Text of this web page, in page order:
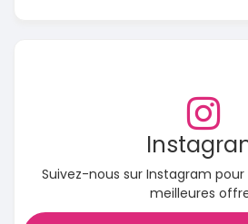
Suivez-nous sur Instagram
meilleures